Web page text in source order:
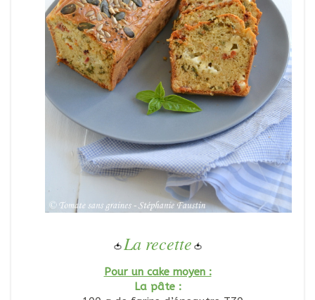
🍅 La recette 🍅
Pour un cake moyen :
La pâte :